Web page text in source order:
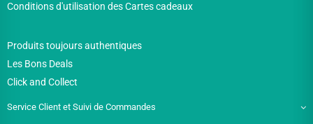
Conditions d'utilisation des Cartes cadeaux
Produits toujours authentiques
Les Bons Deals
Click and Collect
Service Client et Suivi de Commandes